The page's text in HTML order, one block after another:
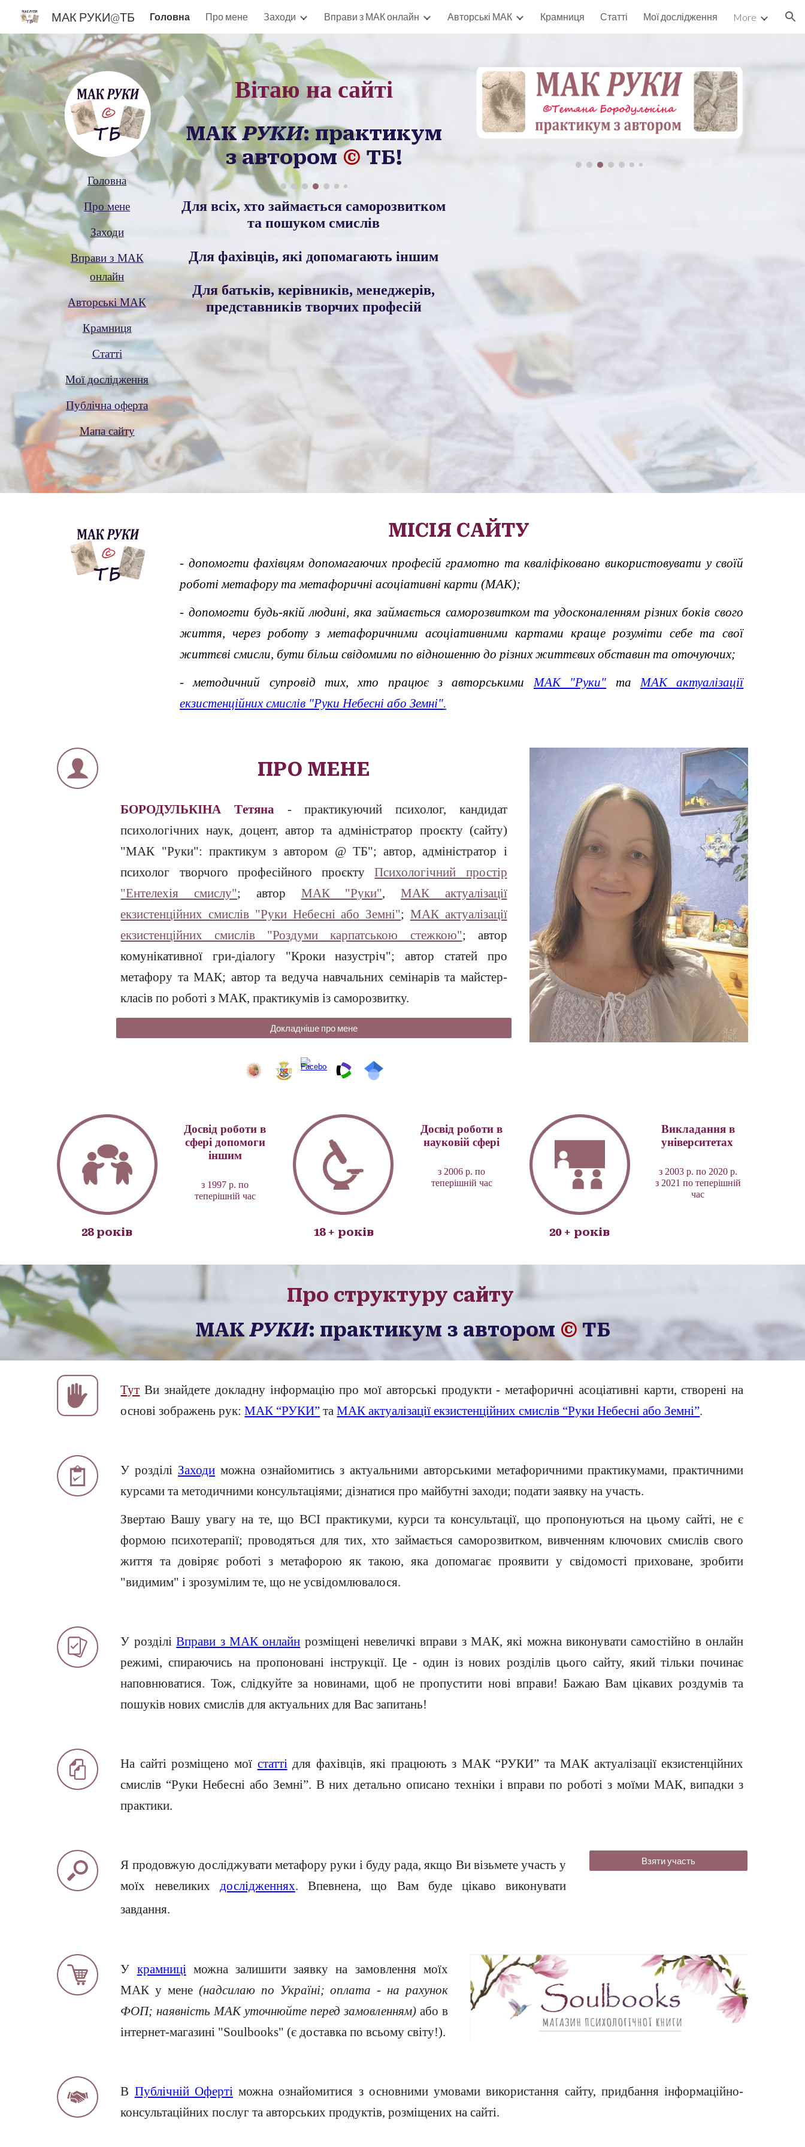
Skip to main content Skip to navigation
МАК РУКИ@ТБ Головна Про мене Заходи Вправи з МАК онлайн Авторські МАК Крамниця Статті Мої дослідження More
Головна
Про мене
Заходи
Вправи з МАК
онлайн
Авторські МАК
Крамниця
Статті
Мої дослідження
Публічна оферта
Мапа сайту
Вітаю на сайті
МАКРУКИ: практикум
з автором © ТБ!
Для всіх, хто займається саморозвитком
та пошуком смислів
Дляфахівців, які допомагають іншим
Для батьків, керівників, менеджерів,
представників творчих професій
МІСІЯ САЙТУ
- допомогти фахівцям допомагаючих професій грамотно та кваліфіковано використовувати у своїй
роботі метафору та метафоричні асоціативні карти (МАК);
- допомогти будь-якій людині, яка займається саморозвитком та удосконаленням різних боків свого
життя, через роботу з метафоричними асоціативними картами краще розуміти себе та свої
життєві смисли, бути більш свідомими по відношенню до різних життєвих обставин та оточуючих;
-методичний супровід тих, хто працює з авторськимиМАК "Руки" таМАК актуалізації
екзистенційних смислів "Руки Небесні або Земні".
ПРО МЕНЕ
БОРОДУЛЬКІНА Тетяна -практикуючий психолог, кандидат
психологічних наук, доцент, автор та адміністратор проєкту (сайту)
"МАК "Руки": практикум з автором @ ТБ"; автор, адміністратор і
психолог творчого професійного проєктуПсихологічний простір
"Ентелехія смислу"; автор МАК "Руки", МАК актуалізації
екзистенційних смислів "Руки Небесні або Земні"; МАК актуалізації
екзистенційних смислів "Роздуми карпатською стежкою"; автор
комунікативної гри-діалогу "Кроки назустріч"; автор статей про
метафору та МАК; автор та ведуча навчальних семінарів та майстер-
класів по роботі з МАК, практикумів із саморозвитку.
Докладніше про мене
28 років
Досвід роботи в
сфері допомоги
іншим
з 1997р. по
теперішній час
18 + років
Досвід роботи в
науковій сфері
з 2006р. по
теперішній час
20+ років
Викладання в
університетах
з2003 р. по 2020 р.
з2021 по теперішній
час
Про структуру сайту
МАКРУКИ: практикум з автором ©ТБ
Тут Ви знайдете докладну інформацію про мої авторські продукти - метафоричні асоціативні карти, створені на
основі зображень рук:МАК “РУКИ” таМАК актуалізації екзистенційних смислів “Руки Небесні або Земні”.
У розділі Заходи можна ознайомитись з актуальними авторськими метафоричними практикумами, практичними
курсами та методичними консультаціями; дізнатися про майбутні заходи; подати заявку на участь.
Звертаю Вашу увагу на те, що ВСІ практикуми, курси та консультації, що пропонуються на цьому сайті, не є
формою психотерапії; проводяться для тих, хто займається саморозвитком, вивченням ключових смислів свого
життя та довіряє роботі з метафорою як такою, яка допомагає проявити у свідомості приховане, зробити
"видимим" і зрозумілим те, що не усвідомлювалося.
У розділіВправи з МАК онлайн розміщені невеличкі вправи з МАК, які можна виконувати самостійно в онлайн
режимі, спираючись на пропоновані інструкції. Це - один із нових розділів цього сайту, який тільки починає
наповнюватися. Тож, слідкуйте за новинами, щоб не пропустити нові вправи! Бажаю Вам цікавих роздумів та
пошуків нових смислів для актуальних для Вас запитань!
На сайті розміщено мої статтідля фахівців, які працюють з МАК “РУКИ” та МАК актуалізації екзистенційних
смислів “Руки Небесні або Земні”. В них детально описано техніки і вправи по роботі з моїми МАК, випадки з
практики.
Я продовжую досліджувати метафору руки і буду рада, якщо Ви візьмете участь у
моїх невеликих дослідженнях. Впевнена, що Вам буде цікаво виконувати
завдання.
Взяти участь
У крамниціможна залишити заявку на замовлення моїх
МАК у мене (надсилаю по Україні; оплата - на рахунок
ФОП; наявність МАК уточнюйте перед замовленням) або в
інтернет-магазині "Soulbooks" (є доставка по всьому світу!).
В Публічній Офертіможна ознайомитися з основними умовами використання сайту, придбання інформаційно-
консультаційних послуг та авторських продуктів, розміщених на сайті.